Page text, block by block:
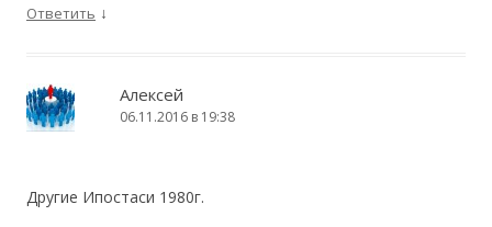
Ответить ↓
Алексей
06.11.2016 в 19:38
Другие Ипостаси 1980г.